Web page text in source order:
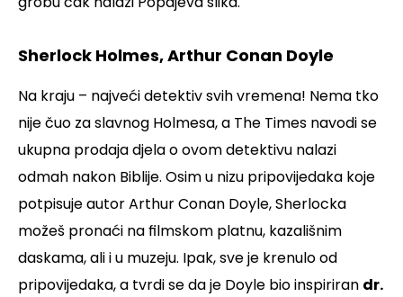
Sherlock Holmes, Arthur Conan Doyle
Na kraju – najveći detektiv svih vremena! Nema tko
nije čuo za slavnog Holmesa, a The Times navodi se
ukupna prodaja djela o ovom detektivu nalazi
odmah nakon Biblije. Osim u nizu pripovijedaka koje
potpisuje autor Arthur Conan Doyle, Sherlocka
možeš pronaći na filmskom platnu, kazališnim
daskama, ali i u muzeju. Ipak, sve je krenulo od
pripovijedaka, a tvrdi se da je Doyle bio inspiriran dr.